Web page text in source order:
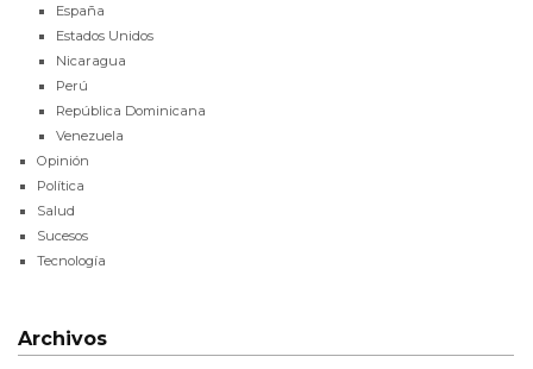
España
Estados Unidos
Nicaragua
Perú
República Dominicana
Venezuela
Opinión
Política
Salud
Sucesos
Tecnología
Archivos